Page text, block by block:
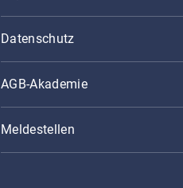
Datenschutz
AGB-Akademie
Meldestellen